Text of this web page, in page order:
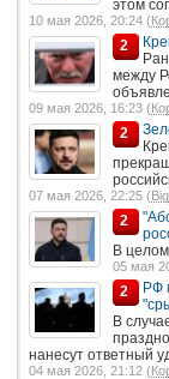
этом
10 мая 2026, 20:24 (
2
между
09 мая 2026, 16:23 (
2
07 мая 2026, 22:25 (
2
В
05 мая
2
РФ
В
нанесут ответный
04 мая 2026, 21:12 (